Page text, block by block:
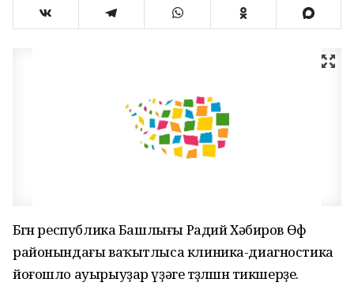
Бөгөн республика Башлығы Радий Хәбиров Өфө
районындағы ваҡытлыса клиника-диагностика
йоғошло ауырыуҙар үҙәге төҙөлөшөн тикшерҙе.